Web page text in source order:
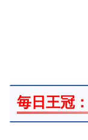
毎日王冠